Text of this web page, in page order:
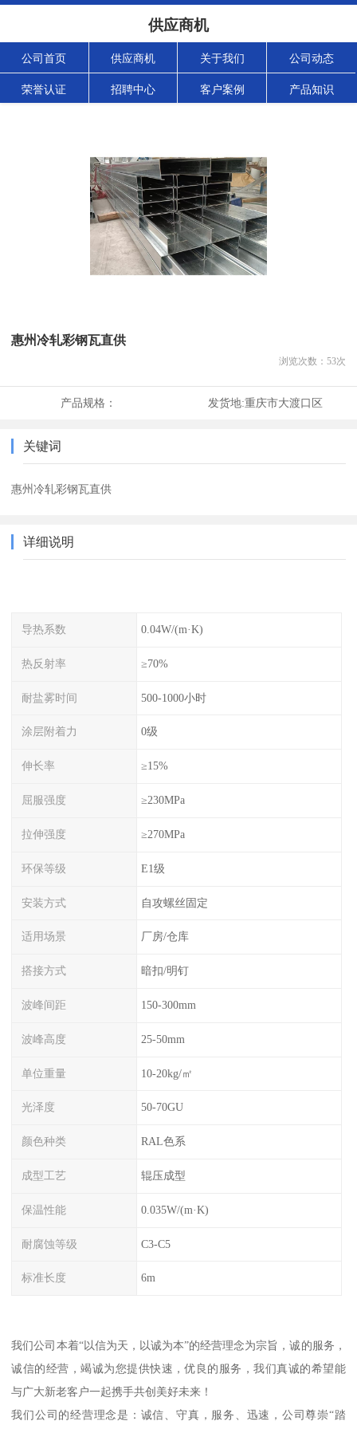
供应商机
公司首页 供应商机 关于我们 公司动态
荣誉认证 招聘中心 客户案例 产品知识
惠州冷轧彩钢瓦直供
浏览次数： 53次
产品规格： 发货地:重庆市大渡口区
关键词
惠州冷轧彩钢瓦直供
详细说明
导热系数 0.04W/(m·K)
热反射率 ≥70%
耐盐雾时间 500-1000小时
涂层附着力 0级
伸长率 ≥15%
屈服强度 ≥230MPa
拉伸强度 ≥270MPa
环保等级 E1级
安装方式 自攻螺丝固定
适用场景 厂房/仓库
搭接方式 暗扣/明钉
波峰间距 150-300mm
波峰高度 25-50mm
单位重量 10-20kg/㎡
光泽度 50-70GU
颜色种类 RAL色系
成型工艺 辊压成型
保温性能 0.035W/(m·K)
耐腐蚀等级 C3-C5
标准长度 6m
我们公司本着“以信为天，以诚为本”的经营理念为宗旨，诚的服务，
诚信的经营，竭诚为您提供快速，优良的服务，我们真诚的希望能
与广大新老客户一起携手共创美好未来！
我们公司的经营理念是：诚信、守真，服务、迅速，公司尊崇“踏